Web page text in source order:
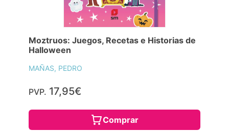
Moztruos: Juegos, Recetas e Historias de
Halloween
MAÑAS, PEDRO
PVP. 17,95€
Comprar